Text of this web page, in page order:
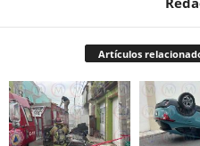
Artículos